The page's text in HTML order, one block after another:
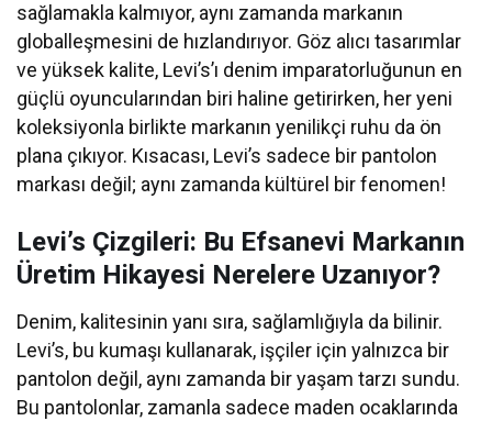
sağlamakla kalmıyor, aynı zamanda markanın
globalleşmesini de hızlandırıyor. Göz alıcı tasarımlar
ve yüksek kalite, Levi’s’ı denim imparatorluğunun en
güçlü oyuncularından biri haline getirirken, her yeni
koleksiyonla birlikte markanın yenilikçi ruhu da ön
plana çıkıyor. Kısacası, Levi’s sadece bir pantolon
markası değil; aynı zamanda kültürel bir fenomen!
Levi’s Çizgileri: Bu Efsanevi Markanın
Üretim Hikayesi Nerelere Uzanıyor?
Denim, kalitesinin yanı sıra, sağlamlığıyla da bilinir.
Levi’s, bu kumaşı kullanarak, işçiler için yalnızca bir
pantolon değil, aynı zamanda bir yaşam tarzı sundu.
Bu pantolonlar, zamanla sadece maden ocaklarında